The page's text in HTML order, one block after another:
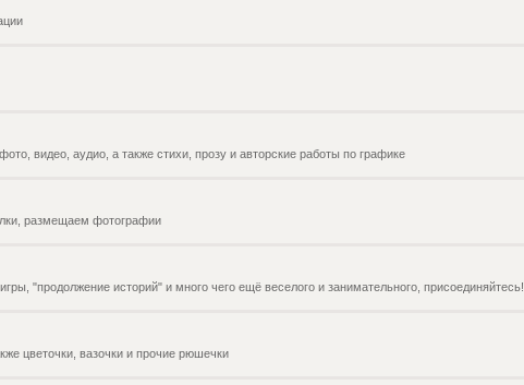
видео, аудио, а также стихи, прозу и авторские работы по графике
размещаем фотографии
"продолжение историй" и много чего ещё веселого и занимательного, присоединяйтесь!
цветочки, вазочки и прочие рюшечки